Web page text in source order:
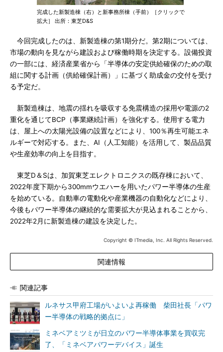
完成した新製造棟（右）と新事務所棟（手前）［クリックで
拡大］ 出所：東芝D&S
今回完成したのは、新製造棟の第1期分だ。第2期については、
市場の動向を見ながら建設および稼働時期を決定する。設備投資
の一部には、経済産業省から「半導体の安定供給確保のための取
組に関する計画（供給確保計画）」に基づく助成金の交付を受け
る予定だ。
新製造棟は、地震の揺れを吸収する免震構造の採用や電源の2
重化を通じてBCP（事業継続計画）を強化する。使用する電力
は、屋上への太陽光設備の設置などにより、100％再生可能エネ
ルギーで対応する。また、AI（人工知能）を活用して、製品品質
や生産効率の向上を目指す。
東芝D＆Sは、加賀東芝エレクトロニクスの既存棟において、
2022年度下期から300mmウエハーを用いたパワー半導体の生産
を始めている。自動車の電動化や産業機器の自動化などにより、
今後もパワー半導体の継続的な需要拡大が見込まれることから、
2022年2月に新製造棟の建設を決定した。
Copyright © ITmedia, Inc. All Rights Reserved.
関連情報
関連記事
ルネサス甲府工場がいよいよ再稼働 柴田社長「パワ
ー半導体の戦略的拠点に」
ミネベアミツミが日立のパワー半導体事業を買収完
了、「ミネベアパワーデバイス」誕生